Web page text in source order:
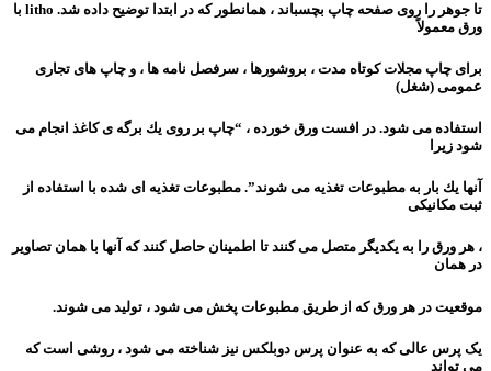
تا جوهر را روی صفحه چاپ بچسباند ، همانطور که در ابتدا توضیح داده شد. litho با
ورق معمولاً
برای چاپ مجلات کوتاه مدت ، بروشورها ، سرفصل نامه ها ، و چاپ های تجاری
عمومی (شغل)
استفاده می شود. در افست ورق خورده ، “چاپ بر روی یك برگه ی كاغذ انجام می
شود زیرا
آنها یك بار به مطبوعات تغذیه می شوند”. مطبوعات تغذیه ای شده با استفاده از
ثبت مکانیکی
، هر ورق را به یکدیگر متصل می کنند تا اطمینان حاصل کنند که آنها با همان تصاویر
در همان
موقعیت در هر ورق که از طریق مطبوعات پخش می شود ، تولید می شوند.
یک پرس عالی که به عنوان پرس دوبلکس نیز شناخته می شود ، روشی است که
می تواند